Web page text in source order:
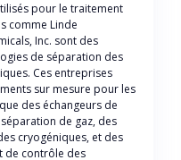
pour le traitement
comme Linde
Inc. sont des
de séparation des
Ces entreprises
sur mesure pour les
des échangeurs de
de gaz, des
cryogéniques, et des
de contrôle des